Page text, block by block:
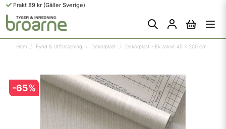
Frakt 89 kr (Gäller Sverige)
Hem Fynd & Utförsäljning Dekorplast Dekorplast - Ek askvit 45 x 200 cm
-65%